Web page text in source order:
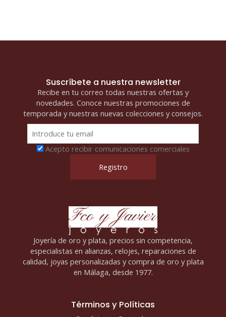
Suscríbete a nuestra newsletter
Recibe en tu correo todas nuestras ofertas y
novedades. Conoce nuestras promociones de
temporada y nuestras nuevas colecciones y consejos.
Acepto recibir comunicaciones comerciales
Joyería de oro y plata, precios sin competencia,
especialistas en alianzas, relojes, reparaciones de
calidad, joyas personalizadas y compra de oro y plata
en Málaga, desde 1977.
Términos y Políticas